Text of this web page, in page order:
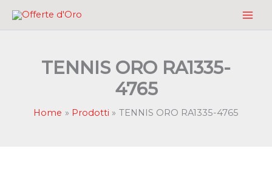
TENNIS ORO RA1335-
4765
Home Prodotti TENNIS ORO RA1335-4765